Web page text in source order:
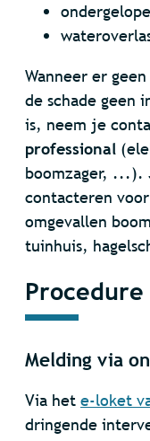
Wanneer er
de schade geen
is, neem je
professional
boomzager, ...).
contacteren
omgevallen
tuinhuis,
Procedure
Melding via
Via het e-loket
dringende